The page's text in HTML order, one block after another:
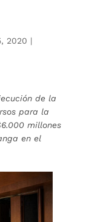
2020 |
de la
para la
millones
en el